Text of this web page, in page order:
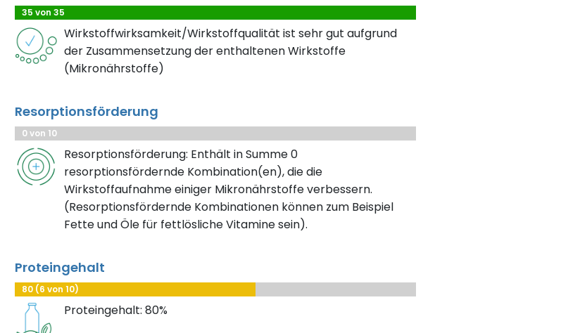
35 von 35
Wirkstoffwirksamkeit/Wirkstoffqualität ist sehr gut aufgrund
der Zusammensetzung der enthaltenen Wirkstoffe
(Mikronährstoffe)
Resorptionsförderung
0 von 10
Resorptionsförderung: Enthält in Summe 0
resorptionsfördernde Kombination(en), die die
Wirkstoffaufnahme einiger Mikronährstoffe verbessern.
(Resorptionsfördernde Kombinationen können zum Beispiel
Fette und Öle für fettlösliche Vitamine sein).
Proteingehalt
80 (6 von 10)
Proteingehalt: 80%